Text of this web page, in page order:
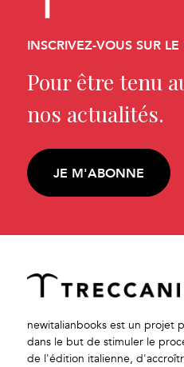
INSCRIVEZ-VOUS SUR
Pour être tenu
nos actualités.
JE M'ABONNE
newitalianbooks est un projet
dans le but de stimuler le
de l'édition italienne,